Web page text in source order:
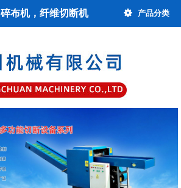
碎布机，纤维切断机 产品分类